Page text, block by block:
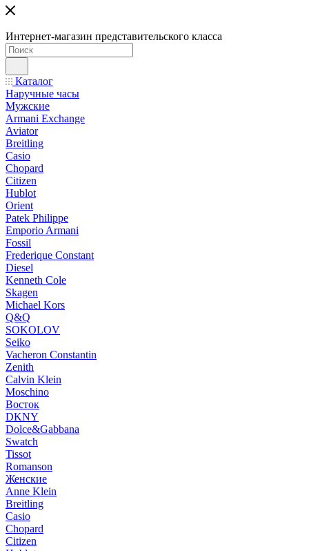
Интернет-магазин представительского класса
Каталог
Наручные часы
Мужские
Armani Exchange
Aviator
Breitling
Casio
Chopard
Citizen
Hublot
Orient
Patek Philippe
Emporio Armani
Fossil
Frederique Constant
Diesel
Kenneth Cole
Skagen
Michael Kors
Q&Q
SOKOLOV
Seiko
Vacheron Constantin
Zenith
Calvin Klein
Moschino
Восток
DKNY
Dolce&Gabbana
Swatch
Tissot
Romanson
Женские
Anne Klein
Breitling
Casio
Chopard
Citizen